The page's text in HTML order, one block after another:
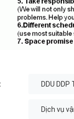
DDU
Dịch vụ